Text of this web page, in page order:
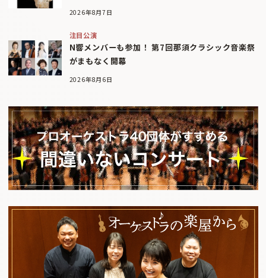
2026年8月7日
注目公演
N響メンバーも参加！ 第7回那須クラシック音楽祭
がまもなく開幕
2026年8月6日